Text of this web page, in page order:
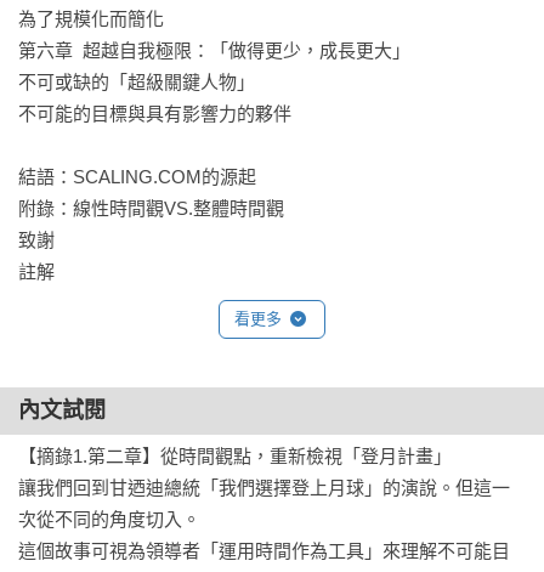
這本書重新定義商業策略與規模擴展。真希望我自己能寫出這
樣一本書，因為它完美概括了我用來幫助企業領袖一次次達成
不可能目標的簡單策略。
──東尼．羅賓斯（Tony Robbins），《紐約時報》暢銷書作
者，全球企業家、投資者與慈善家，暨人生與企業策略世界級
頂尖大師
為了規模化而簡化
第六章  超越自我極限：「做得更少，成長更大」
不可或缺的「超級關鍵人物」
不可能的目標與具有影響力的夥伴
結語：SCALING.COM的源起
附錄：線性時間觀VS.整體時間觀
致謝
註解
看更多
內文試閱
【摘錄1.第二章】從時間觀點，重新檢視「登月計畫」
讓我們回到甘迺迪總統「我們選擇登上月球」的演說。但這一
次從不同的角度切入。
這個故事可視為領導者「運用時間作為工具」來理解不可能目